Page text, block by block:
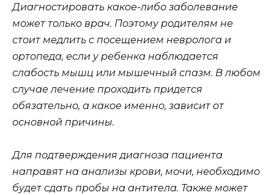
Диагностировать какое-либо заболевание
может только врач. Поэтому родителям не
стоит медлить с посещением невролога и
ортопеда, если у ребенка наблюдается
слабость мышц или мышечный спазм. В любом
случае лечение проходить придется
обязательно, а какое именно, зависит от
основной причины.
Для подтверждения диагноза пациента
направят на анализы крови, мочи, необходимо
будет сдать пробы на антитела. Также может